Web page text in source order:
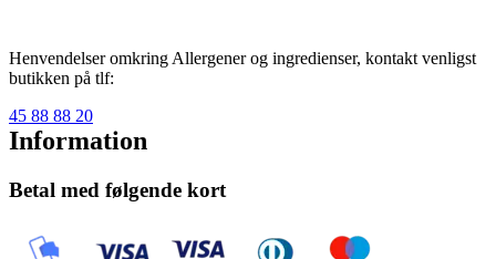
Henvendelser omkring Allergener og ingredienser, kontakt venligst
butikken på tlf:
45 88 88 20
Information
Betal med følgende kort